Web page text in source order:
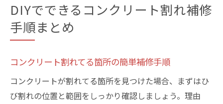
DIYでできるコンクリート割れ補修
手順まとめ
コンクリート割れてる箇所の簡単補修手順
コンクリートが割れてる箇所を見つけた場合、まずはひ
び割れの位置と範囲をしっかり確認しましょう。理由